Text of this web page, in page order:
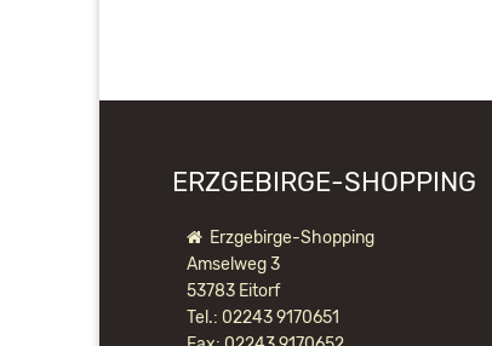
ERZGEBIRGE-SHOPPING
Erzgebirge-Shopping
Amselweg 3
53783 Eitorf
Tel.: 02243 9170651